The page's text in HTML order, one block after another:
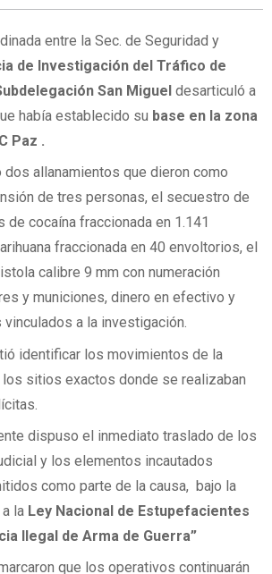
entre la Sec. de Seguridad y
de Investigación del Tráfico de
San Miguel desarticuló a
había establecido su base en la zona
Paz .
dos allanamientos que dieron como
de tres personas, el secuestro de
de cocaína fraccionada en 1.141
fraccionada en 40 envoltorios, el
calibre 9 mm con numeración
y municiones, dinero en efectivo y
a la investigación.
identificar los movimientos de la
sitios exactos donde se realizaban
dispuso el inmediato traslado de los
y los elementos incautados
como parte de la causa, bajo la
la Ley Nacional de Estupefacientes
Ilegal de Arma de Guerra”
que los operativos continuarán